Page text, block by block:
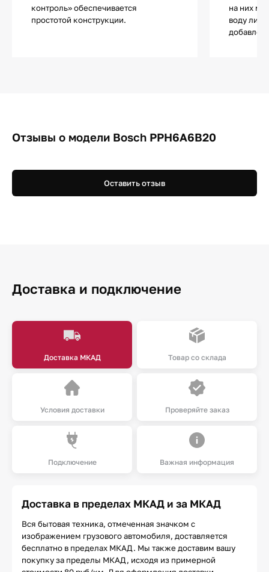
контроль» обеспечивается
простотой конструкции.
на них
воду
Отзывы о модели Bosch PPH6A6B20
Оставить отзыв
Доставка и подключение
Доставка МКАД Товар со склада
Условия доставки Проверяйте заказ
Подключение Важная информация
Доставка в пределах МКАД и за МКАД
Вся бытовая техника, отмеченная значком с
изображением грузового автомобиля, доставляется
бесплатно в пределах МКАД. Мы также доставим вашу
покупку за пределы МКАД, исходя из примерной